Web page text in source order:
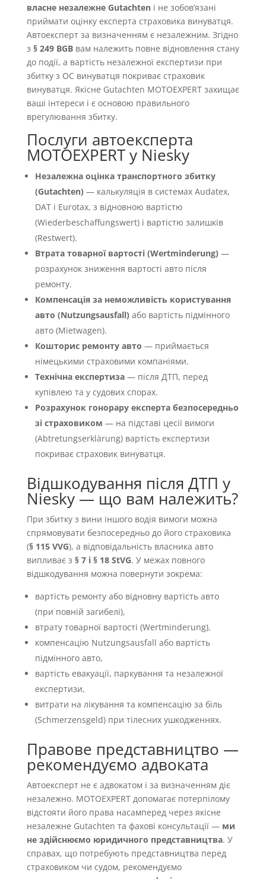
власне незалежне Gutachtenі не зобовʼязані
приймати оцінку експерта страховика винуватця.
Автоексперт за визначенням є незалежним. Згідно
з § 249 BGBвам належить повне відновлення стану
до події, а вартість незалежної експертизи при
збитку з OC винуватця покриває страховик
винуватця. Якісне Gutachten MOTOEXPERT захищає
ваші інтереси і є основою правильного
врегулювання збитку.
Послуги автоексперта
MOTOEXPERT у Niesky
Незалежна оцінка транспортного збитку
(Gutachten) — калькуляція в системах Audatex,
DAT і Eurotax, з відновною вартістю
(Wiederbeschaffungswert) і вартістю залишків
(Restwert).
Втрата товарної вартості (Wertminderung) —
розрахунок зниження вартості авто після
ремонту.
Компенсація за неможливість користування
авто (Nutzungsausfall) або вартість підмінного
авто (Mietwagen).
Кошторис ремонту авто — приймається
німецькими страховими компаніями.
Технічна експертиза— після ДТП, перед
купівлею та у судових спорах.
Розрахунок гонорару експерта безпосередньо
зі страховиком — на підставі цесії вимоги
(Abtretungserklärung) вартість експертизи
покриває страховик винуватця.
Відшкодування після ДТП у
Niesky — що вам належить?
При збитку з вини іншого водія вимоги можна
спрямовувати безпосередньо до його страховика
(§ 115 VVG), а відповідальність власника авто
випливає з § 7 і § 18 StVG. У межах повного
відшкодування можна повернути зокрема:
вартість ремонту або відновну вартість авто
(при повній загибелі),
втрату товарної вартості (Wertminderung),
компенсацію Nutzungsausfall або вартість
підмінного авто,
вартість евакуації, паркування та незалежної
експертизи,
витрати на лікування та компенсацію за біль
(Schmerzensgeld) при тілесних ушкодженнях.
Правове представництво —
рекомендуємо адвоката
Автоексперт не є адвокатом і за визначенням діє
незалежно. MOTOEXPERT допомагає потерпілому
відстояти його права насамперед через якісне
незалежне Gutachten та фахові консультації — ми
не здійснюємо юридичного представництва. У
справах, що потребують представництва перед
страховиком чи судом, рекомендуємо